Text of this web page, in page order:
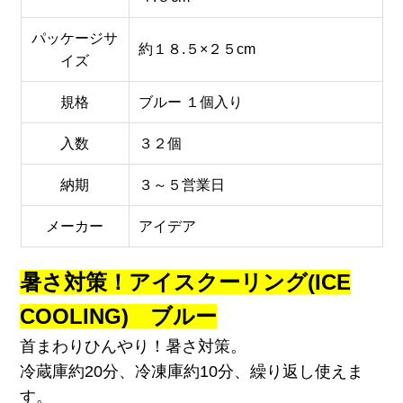
パッケージサ
イズ
約１８.５×２５cm
規格 ブルー １個入り
入数 ３２個
納期 ３～５営業日
メーカー アイデア
暑さ対策！アイスクーリング(ICE
COOLING) ブルー
首まわりひんやり！暑さ対策。
冷蔵庫約20分、冷凍庫約10分、繰り返し使えま
す。